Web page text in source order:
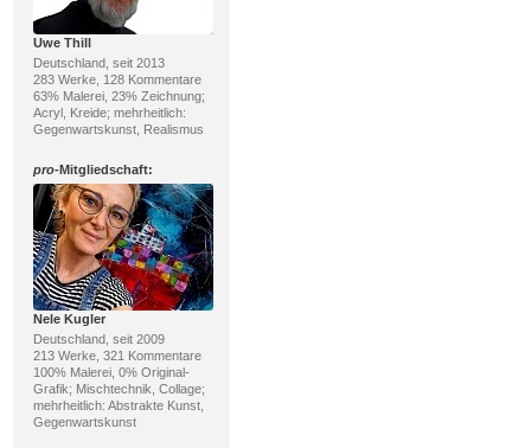
Uwe Thill
Deutschland, seit 2013
283 Werke, 128 Kommentare
63% Malerei, 23% Zeichnung;
Acryl, Kreide; mehrheitlich:
Gegenwartskunst, Realismus
pro-Mitgliedschaft:
Nele Kugler
Deutschland, seit 2009
213 Werke, 321 Kommentare
100% Malerei, 0% Original-
Grafik; Mischtechnik, Collage;
mehrheitlich: Abstrakte Kunst,
Gegenwartskunst